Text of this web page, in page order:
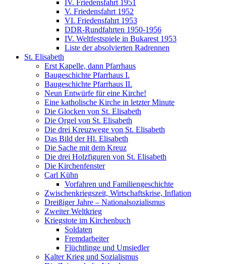
IV. Friedensfahrt 1951
V. Friedensfahrt 1952
VI. Friedensfahrt 1953
DDR-Rundfahrten 1950-1956
IV. Weltfestspiele in Bukarest 1953
Liste der absolvierten Radrennen
St. Elisabeth
Erst Kapelle, dann Pfarrhaus
Baugeschichte Pfarrhaus I.
Baugeschichte Pfarrhaus II.
Neun Entwürfe für eine Kirche!
Eine katholische Kirche in letzter Minute
Die Glocken von St. Elisabeth
Die Orgel von St. Elisabeth
Die drei Kreuzwege von St. Elisabeth
Das Bild der Hl. Elisabeth
Die Sache mit dem Kreuz
Die drei Holzfiguren von St. Elisabeth
Die Kirchenfenster
Carl Kühn
Vorfahren und Familiengeschichte
Zwischenkriegszeit, Wirtschaftskrise, Inflation
Dreißiger Jahre – Nationalsozialismus
Zweiter Weltkrieg
Kriegstote im Kirchenbuch
Soldaten
Fremdarbeiter
Flüchtlinge und Umsiedler
Kalter Krieg und Sozialismus